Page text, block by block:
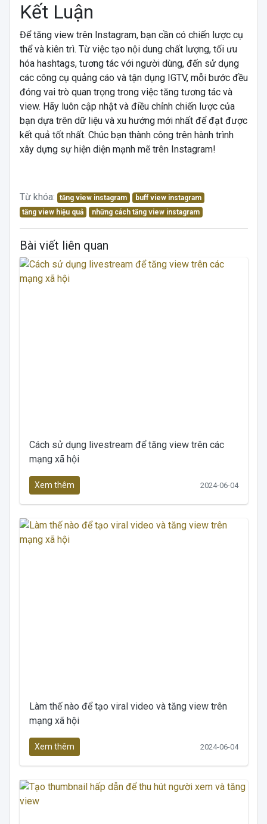
Kết Luận
Để tăng view trên Instagram, bạn cần có chiến lược cụ
thể và kiên trì. Từ việc tạo nội dung chất lượng, tối ưu
hóa hashtags, tương tác với người dùng, đến sử dụng
các công cụ quảng cáo và tận dụng IGTV, mỗi bước đều
đóng vai trò quan trọng trong việc tăng tương tác và
view. Hãy luôn cập nhật và điều chỉnh chiến lược của
bạn dựa trên dữ liệu và xu hướng mới nhất để đạt được
kết quả tốt nhất. Chúc bạn thành công trên hành trình
xây dựng sự hiện diện mạnh mẽ trên Instagram!
Từ khóa: tăng view instagram
buff view instagram
tăng view hiệu quả
những cách tăng view instagram
Bài viết liên quan
Cách sử dụng livestream để tăng view trên các
mạng xã hội
Xem thêm 2024-06-04
Làm thế nào để tạo viral video và tăng view trên
mạng xã hội
Xem thêm 2024-06-04